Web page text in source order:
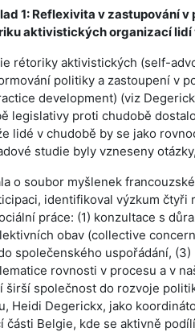
1: Reflexivita v zastupování
aktivistických organizací lidí
rétoriky aktivistických (self-
politiky a zastoupení v
development) (viz
legislativy proti chudobě
lidé v chudobě by se jako
studie byly vzneseny
o soubor myšlenek
identifikoval výzkum
práce: (1) konzultace s
obav (collective
společenského uspořádání,
rovnosti v procesu a v
širší společnost do rozvoje
Heidi Degerickx, jako
části Belgie, kde se aktivně